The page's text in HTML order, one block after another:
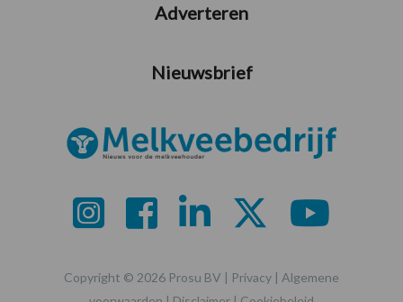
Adverteren
Nieuwsbrief
Copyright © 2026 Prosu BV | Privacy | Algemene